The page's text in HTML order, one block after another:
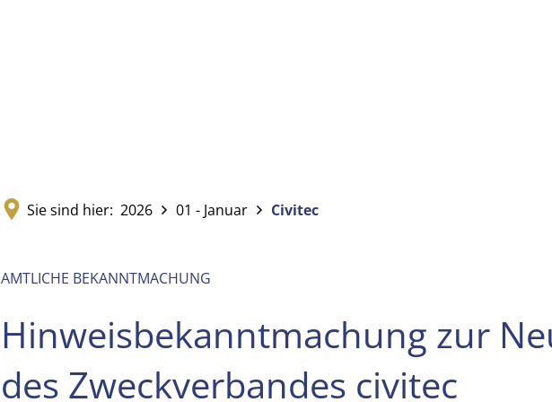
Sie sind hier: 2026 01 - Januar Civitec
AMTLICHE BEKANNTMACHUNG
Hinweisbekanntmachung zur
des Zweckverbandes civitec